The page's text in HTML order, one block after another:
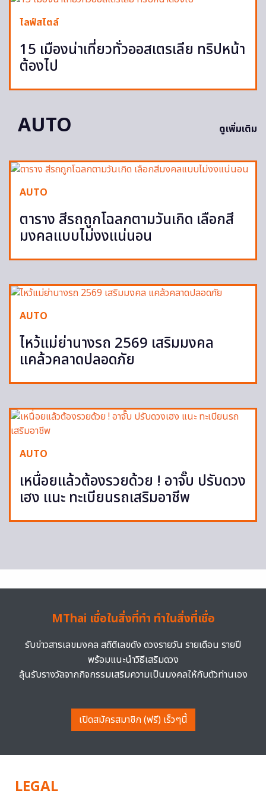
ไลฟ์สไตล์
15 เมืองน่าเที่ยวทั่วออสเตรเลีย ทริปหน้า
ต้องไป
AUTO ดูเพิ่มเติม
AUTO
ตาราง สีรถถูกโฉลกตามวันเกิด เลือกสี
มงคลแบบไม่งงแน่นอน
AUTO
ไหว้แม่ย่านางรถ 2569 เสริมมงคล
แคล้วคลาดปลอดภัย
AUTO
เหนื่อยแล้วต้องรวยด้วย ! อาจั๊บ ปรับดวง
เฮง แนะ ทะเบียนรถเสริมอาชีพ
MThai เชื่อในสิ่งที่ทำ ทำในสิ่งที่เชื่อ
รับข่าวสารเลขมงคล สถิติเลขดัง ดวงรายวัน รายเดือน รายปี
พร้อมแนะนำวิธีเสริมดวง
ลุ้นรับรางวัลจากกิจกรรมเสริมความเป็นมงคลให้กับตัวท่านเอง
เปิดสมัครสมาชิก (ฟรี) เร็วๆนี้
LEGAL